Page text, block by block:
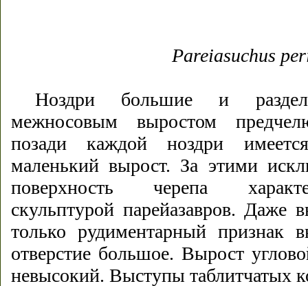
Pareiasuchus
Ноздри большие и
межносовым выростом
позади каждой ноздри
маленький вырост. За этими
поверхность черепа
скульптурой парейазавров. Даже
только рудиментарный признак
отверстие большое. Вырост
невысокий. Выступы таблитчатых